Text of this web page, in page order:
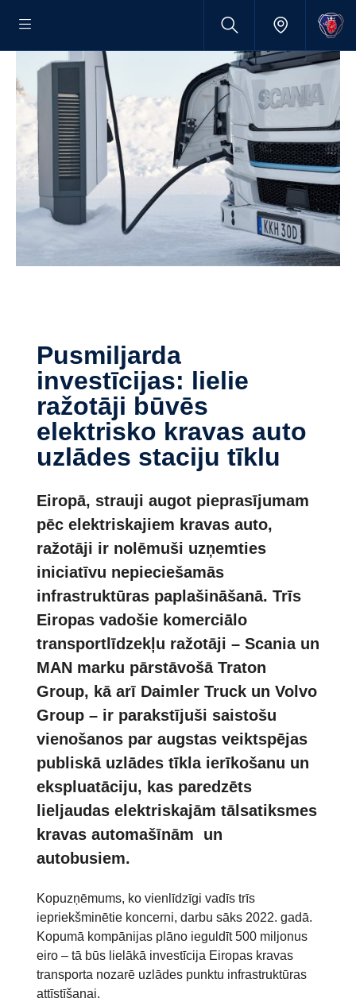
Pusmiljarda
investīcijas: lielie
ražotāji būvēs
elektrisko kravas auto
uzlādes staciju tīklu
Eiropā, strauji augot pieprasījumam
pēc elektriskajiem kravas auto,
ražotāji ir nolēmuši uzņemties
iniciatīvu nepieciešamās
infrastruktūras paplašināšanā. Trīs
Eiropas vadošie komerciālo
transportlīdzekļu ražotāji – Scania un
MAN marku pārstāvošā Traton
Group, kā arī Daimler Truck un Volvo
Group – ir parakstījuši saistošu
vienošanos par augstas veiktspējas
publiskā uzlādes tīkla ierīkošanu un
ekspluatāciju, kas paredzēts
lieljaudas elektriskajām tālsatiksmes
kravas automašīnām un
autobusiem.
Kopuzņēmums, ko vienlīdzīgi vadīs trīs
iepriekšminētie koncerni, darbu sāks 2022. gadā.
Kopumā kompānijas plāno ieguldīt 500 miljonus
eiro – tā būs lielākā investīcija Eiropas kravas
transporta nozarē uzlādes punktu infrastruktūras
attīstīšanai.